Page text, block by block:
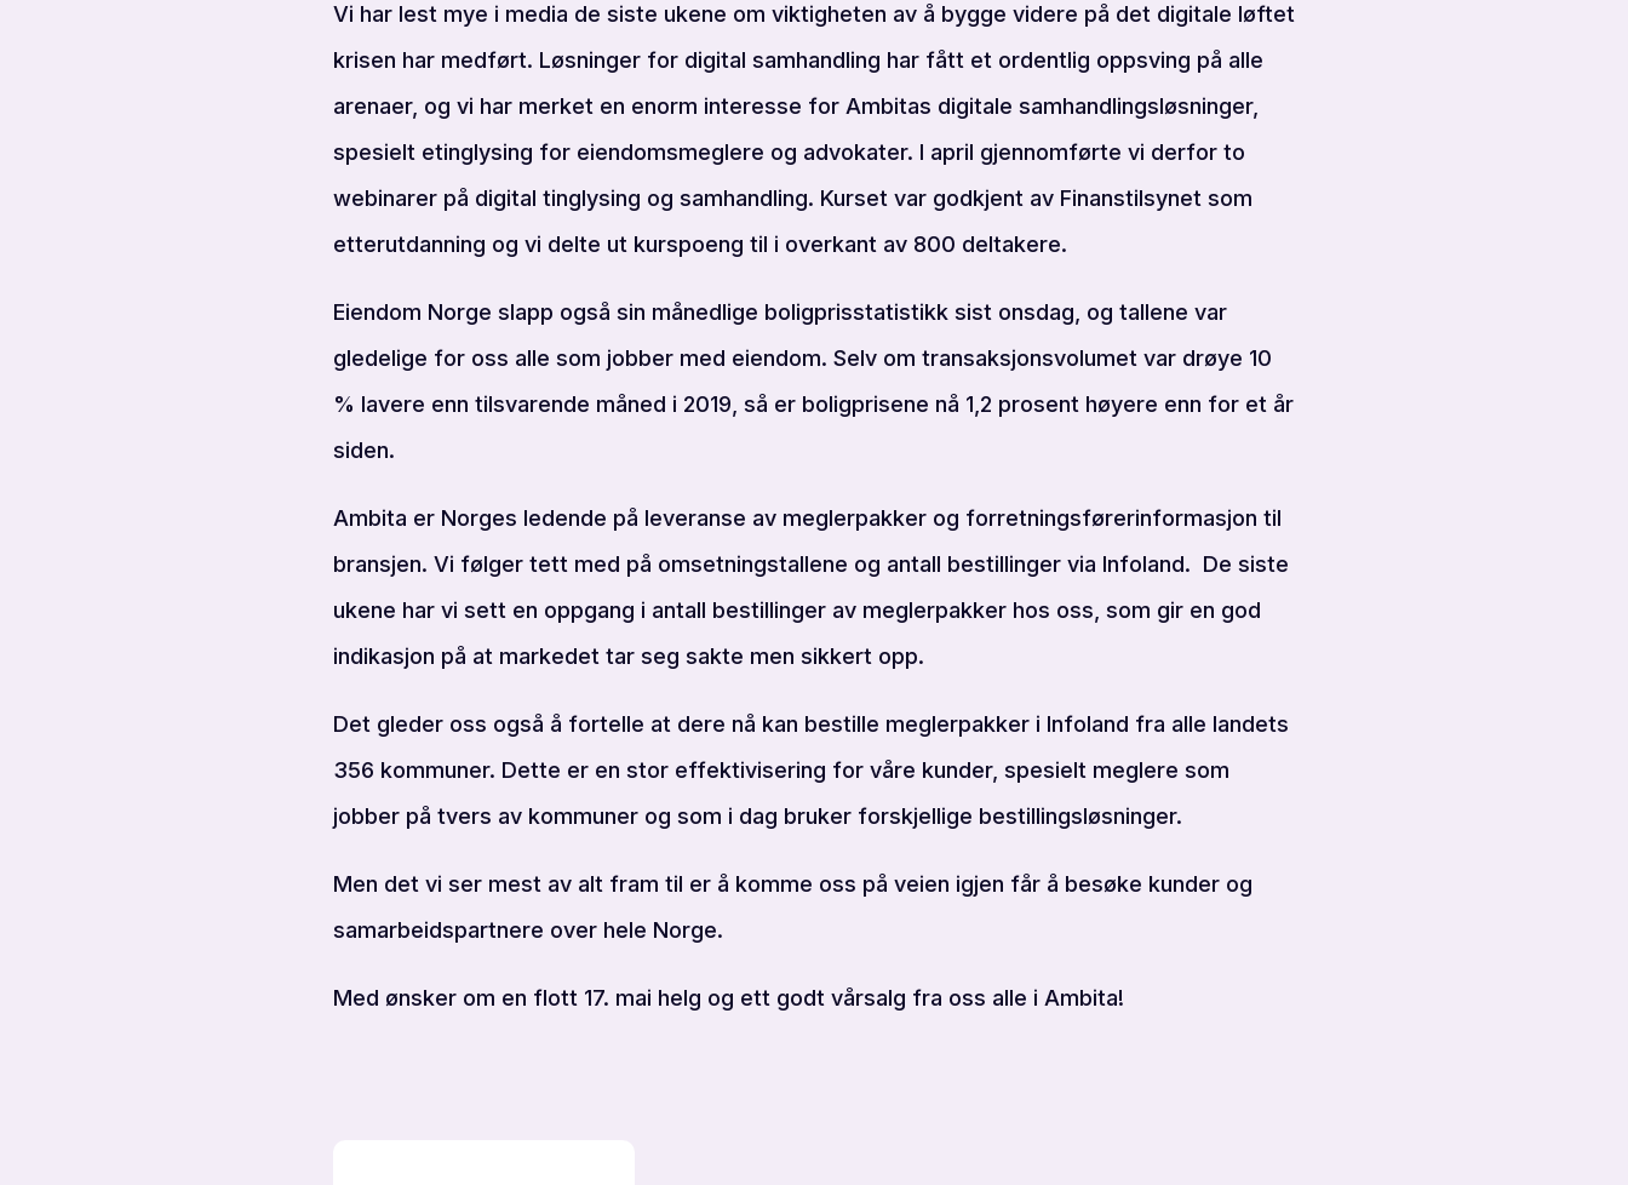
Vi har lest mye i media de siste ukene om viktigheten av å bygge videre på det digitale løftet
krisen har medført. Løsninger for digital samhandling har fått et ordentlig oppsving på alle
arenaer, og vi har merket en enorm interesse for Ambitas digitale samhandlingsløsninger,
spesielt etinglysing for eiendomsmeglere og advokater. I april gjennomførte vi derfor to
webinarer på digital tinglysing og samhandling. Kurset var godkjent av Finanstilsynet som
etterutdanning og vi delte ut kurspoeng til i overkant av 800 deltakere.
Eiendom Norge slapp også sin månedlige boligprisstatistikk sist onsdag, og tallene var
gledelige for oss alle som jobber med eiendom. Selv om transaksjonsvolumet var drøye 10
% lavere enn tilsvarende måned i 2019, så er boligprisene nå 1,2 prosent høyere enn for et år
siden.
Ambita er Norges ledende på leveranse av meglerpakker og forretningsførerinformasjon til
bransjen. Vi følger tett med på omsetningstallene og antall bestillinger via Infoland. De siste
ukene har vi sett en oppgang i antall bestillinger av meglerpakker hos oss, som gir en god
indikasjon på at markedet tar seg sakte men sikkert opp.
Det gleder oss også å fortelle at dere nå kan bestille meglerpakker i Infoland fra alle landets
356 kommuner. Dette er en stor effektivisering for våre kunder, spesielt meglere som
jobber på tvers av kommuner og som i dag bruker forskjellige bestillingsløsninger.
Men det vi ser mest av alt fram til er å komme oss på veien igjen får å besøke kunder og
samarbeidspartnere over hele Norge.
Med ønsker om en flott 17. mai helg og ett godt vårsalg fra oss alle i Ambita!